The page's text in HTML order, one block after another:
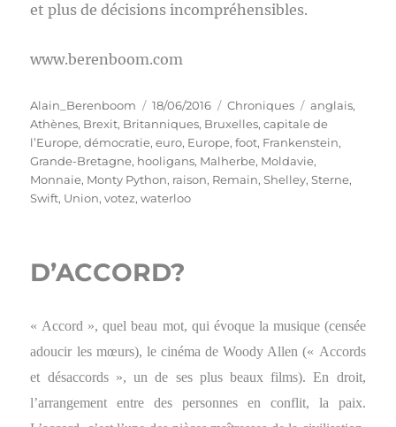
et plus de décisions incompréhensibles.
www.berenboom.com
Auteur
Alain_Berenboom
Publié
le
18/06/2016 Catégories
Chroniques Étiquettes
anglais,
Athènes, Brexit, Britanniques, Bruxelles,capitale de
l’Europe,démocratie,euro, Europe,foot, Frankenstein,
Grande-Bretagne, hooligans, Malherbe, Moldavie,
Monnaie, Monty Python, raison, Remain,Shelley,Sterne,
Swift, Union,votez,waterloo
D’ACCORD?
« Accord », quel beau mot, qui évoque la musique (censée
adoucir les mœurs), le cinéma de Woody Allen (« Accords
et désaccords », un de ses plus beaux films). En droit,
l’arrangement entre des personnes en conflit, la paix.